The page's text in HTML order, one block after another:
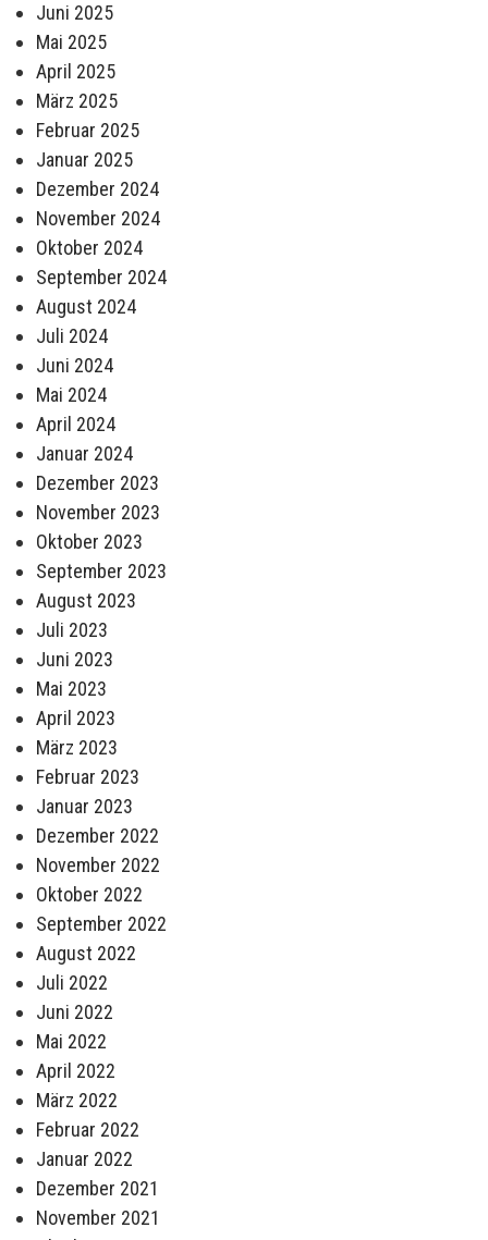
Juni 2025
Mai 2025
April 2025
März 2025
Februar 2025
Januar 2025
Dezember 2024
November 2024
Oktober 2024
September 2024
August 2024
Juli 2024
Juni 2024
Mai 2024
April 2024
Januar 2024
Dezember 2023
November 2023
Oktober 2023
September 2023
August 2023
Juli 2023
Juni 2023
Mai 2023
April 2023
März 2023
Februar 2023
Januar 2023
Dezember 2022
November 2022
Oktober 2022
September 2022
August 2022
Juli 2022
Juni 2022
Mai 2022
April 2022
März 2022
Februar 2022
Januar 2022
Dezember 2021
November 2021